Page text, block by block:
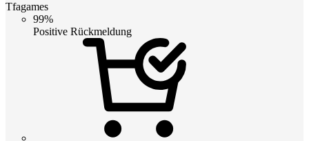
Tfagames
99%
Positive Rückmeldung